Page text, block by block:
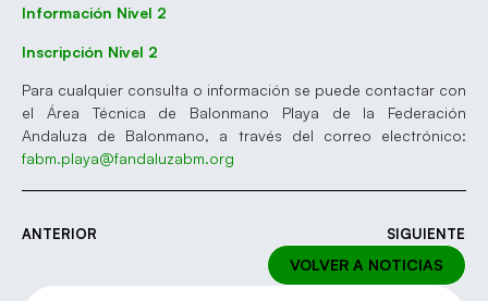
Información Nivel 2
Inscripción Nivel 2
Para cualquier consulta o información se puede contactar con
el Área Técnica de Balonmano Playa de la Federación
Andaluza de Balonmano, a través del correo electrónico:
fabm.playa@fandaluzabm.org
ANTERIOR SIGUIENTE
VOLVER A NOTICIAS